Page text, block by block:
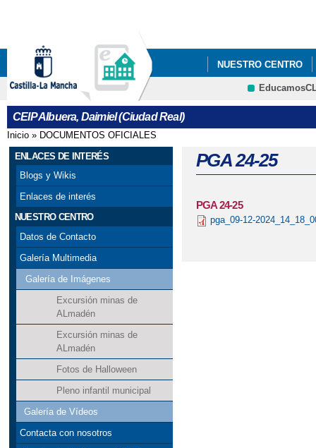
NUESTRO CENTRO
ESTACIÓN
CEIP Albuera, Daimiel (Ciudad Real)
Se encuentra usted aquí
Inicio » DOCUMENTOS OFICIALES
ENLACES DE INTERÉS
Blogs y Wikis
Enlaces de interés
NUESTRO CENTRO
Datos de Contacto
Galería Multimedia
Galería de Imágenes
Excursión minas de
ALmadén
Excursión minas de
ALmadén
Fotos de Halloween
Pleno infantil municipal
Galería de Vídeos
Contacta con nosotros
PGA 24-25
PGA 24-25
pga_09-12-